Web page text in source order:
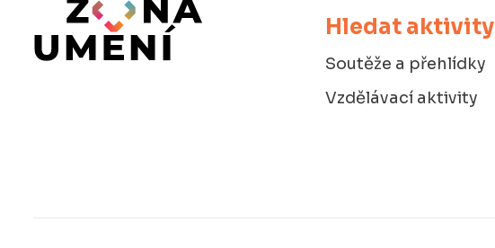
Hledat aktivity
Soutěže a přehlídky
Vzdělávací aktivity